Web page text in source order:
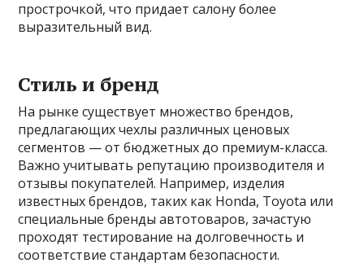
прострочкой, что придает салону более
выразительный вид.
Стиль и бренд
На рынке существует множество брендов,
предлагающих чехлы различных ценовых
сегментов — от бюджетных до премиум-класса.
Важно учитывать репутацию производителя и
отзывы покупателей. Например, изделия
известных брендов, таких как Honda, Toyota или
специальные бренды автотоваров, зачастую
проходят тестирование на долговечность и
соответствие стандартам безопасности.